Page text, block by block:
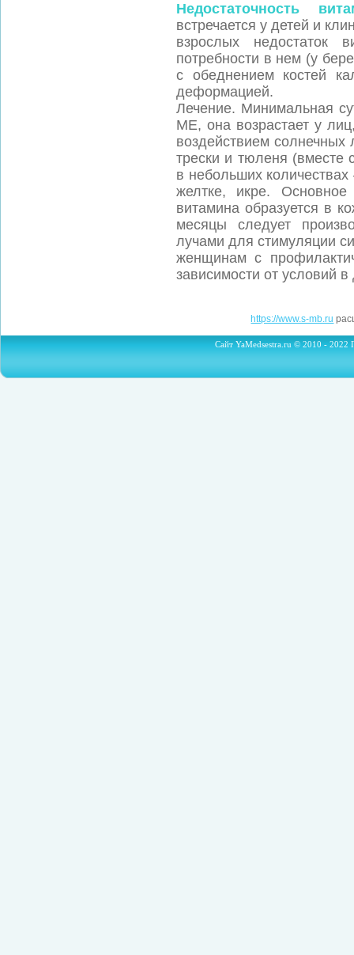
Недостаточность
встречается у детей и
взрослых
потребности в нем (у
с обеднением костей
деформацией.
Лечение. Минимальная
ME, она возрастает у
воздействием солнечных
трески и тюленя (вместе
в небольших
желтке, икре. Основное
витамина образуется в
месяцы следует
лучами для стимуляции
женщинам с
зависимости от условий
https://www.s-mb.ru
Сайт YaMedsestra.ru © 2010 - 2022